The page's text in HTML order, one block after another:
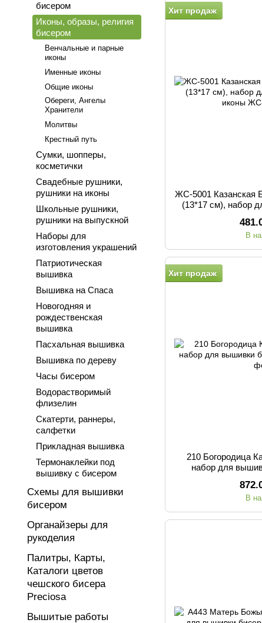
Хит продаж
ЖС-5001 Казанская
(13*17 см), набор
В
Хит продаж
210 Богородица
набор для
В
бисером
Иконы, образы, религия
бисером
Венчальные и парные
иконы
Именные иконы
Общие иконы
Обереги, Ангелы
Хранители
Молитвы
Крестный путь
Сумки, шопперы,
косметички
Свадебные рушники,
рушники на иконы
Школьные рушники,
рушники на выпускной
Наборы для
изготовления украшений
Патриотическая
вышивка
Вышивка на Спаса
Новогодняя и
рождественская
вышивка
Пасхальная вышивка
Вышивка по дереву
Часы бисером
Водорастворимый
флизелин
Скатерти, раннеры,
салфетки
Прикладная вышивка
Термонаклейки под
вышивку с бисером
Схемы для вышивки
бисером
Органайзеры для
рукоделия
Палитры, Карты,
Каталоги цветов
чешского бисера
Preciosa
Вышитые работы